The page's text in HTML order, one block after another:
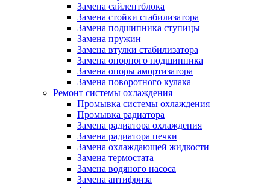
Замена сайлентблока
Замена стойки стабилизатора
Замена подшипника ступицы
Замена пружин
Замена втулки стабилизатора
Замена опорного подшипника
Замена опоры амортизатора
Замена поворотного кулака
Ремонт системы охлаждения
Промывка системы охлаждения
Промывка радиатора
Замена радиатора охлаждения
Замена радиатора печки
Замена охлаждающей жидкости
Замена термостата
Замена водяного насоса
Замена антифриза